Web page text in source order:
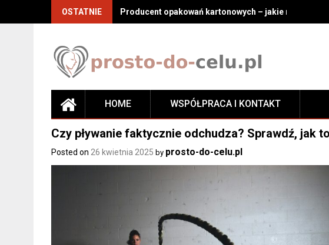
OSTATNIE Producent opakowań kartonowych – jakie
HOME WSPÓŁPRACA I KONTAKT
Czy pływanie faktycznie odchudza? Sprawdź, jak
Posted on 26 kwietnia 2025 by prosto-do-celu.pl